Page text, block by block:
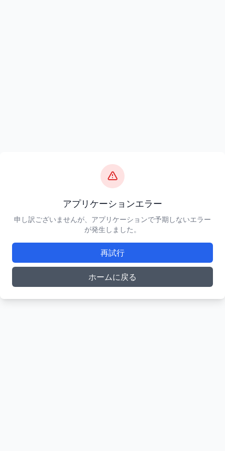
アプリケーションエラー
申し訳ございませんが、アプリケーションで予期しないエラー
が発生しました。
再試行
ホームに戻る